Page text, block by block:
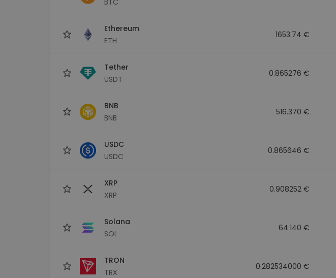
Ethereum
ETH
1653.74 €
Tether
USDT
0.865276 €
BNB
BNB
516.370 €
USDC
USDC
0.865646 €
XRP
XRP
0.908252 €
Solana
SOL
64.140 €
TRON
TRX
0.282534000 €